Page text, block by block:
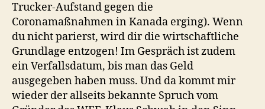
Trucker-Aufstand gegen die
Coronamaßnahmen in Kanada erging). Wenn
du nicht parierst, wird dir die wirtschaftliche
Grundlage entzogen! Im Gespräch ist zudem
ein Verfallsdatum, bis man das Geld
ausgegeben haben muss. Und da kommt mir
wieder der allseits bekannte Spruch vom